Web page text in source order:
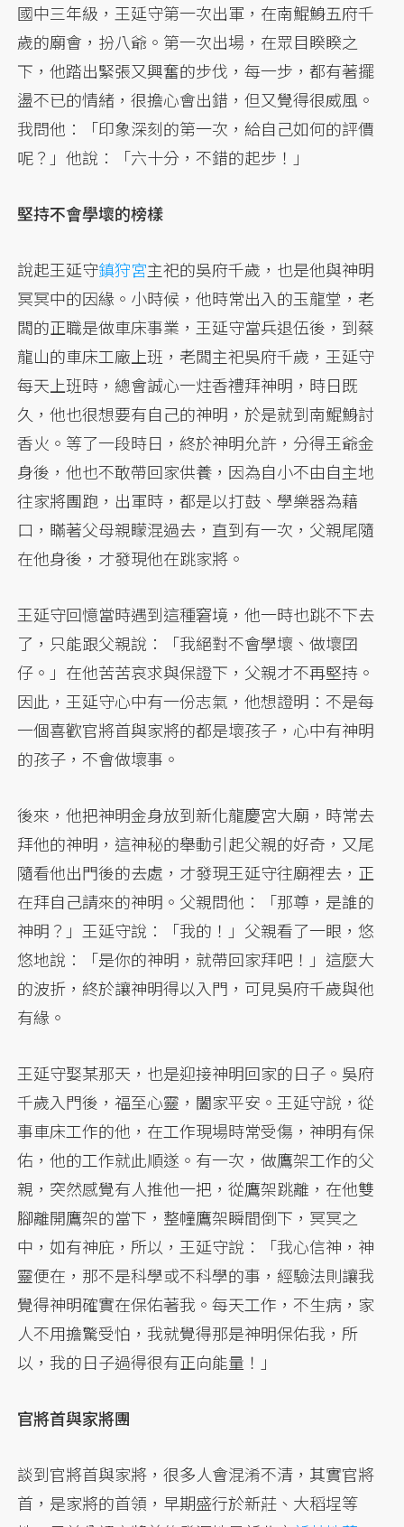
國中三年級，王延守第一次出軍，在南鯤鯓五府千
歲的廟會，扮八爺。第一次出場，在眾目睽睽之
下，他踏出緊張又興奮的步伐，每一步，都有著擺
盪不已的情緒，很擔心會出錯，但又覺得很威風。
我問他：「印象深刻的第一次，給自己如何的評價
呢？」他說：「六十分，不錯的起步！」
堅持不會學壞的榜樣
說起王延守鎮狩宮主祀的吳府千歲，也是他與神明
冥冥中的因緣。小時候，他時常出入的玉龍堂，老
闆的正職是做車床事業，王延守當兵退伍後，到蔡
龍山的車床工廠上班，老闆主祀吳府千歲，王延守
每天上班時，總會誠心一炷香禮拜神明，時日既
久，他也很想要有自己的神明，於是就到南鯤鯓討
香火。等了一段時日，終於神明允許，分得王爺金
身後，他也不敢帶回家供養，因為自小不由自主地
往家將團跑，出軍時，都是以打鼓、學樂器為藉
口，瞞著父母親矇混過去，直到有一次，父親尾隨
在他身後，才發現他在跳家將。
王延守回憶當時遇到這種窘境，他一時也跳不下去
了，只能跟父親說：「我絕對不會學壞、做壞囝
仔。」在他苦苦哀求與保證下，父親才不再堅持。
因此，王延守心中有一份志氣，他想證明：不是每
一個喜歡官將首與家將的都是壞孩子，心中有神明
的孩子，不會做壞事。
後來，他把神明金身放到新化龍慶宮大廟，時常去
拜他的神明，這神秘的舉動引起父親的好奇，又尾
隨看他出門後的去處，才發現王延守往廟裡去，正
在拜自己請來的神明。父親問他：「那尊，是誰的
神明？」王延守說：「我的！」父親看了一眼，悠
悠地說：「是你的神明，就帶回家拜吧！」這麼大
的波折，終於讓神明得以入門，可見吳府千歲與他
有緣。
王延守娶某那天，也是迎接神明回家的日子。吳府
千歲入門後，福至心靈，闔家平安。王延守說，從
事車床工作的他，在工作現場時常受傷，神明有保
佑，他的工作就此順遂。有一次，做鷹架工作的父
親，突然感覺有人推他一把，從鷹架跳離，在他雙
腳離開鷹架的當下，整幢鷹架瞬間倒下，冥冥之
中，如有神庇，所以，王延守說：「我心信神，神
靈便在，那不是科學或不科學的事，經驗法則讓我
覺得神明確實在保佑著我。每天工作，不生病，家
人不用擔驚受怕，我就覺得那是神明保佑我，所
以，我的日子過得很有正向能量！」
官將首與家將團
談到官將首與家將，很多人會混淆不清，其實官將
首，是家將的首領，早期盛行於新莊、大稻埕等